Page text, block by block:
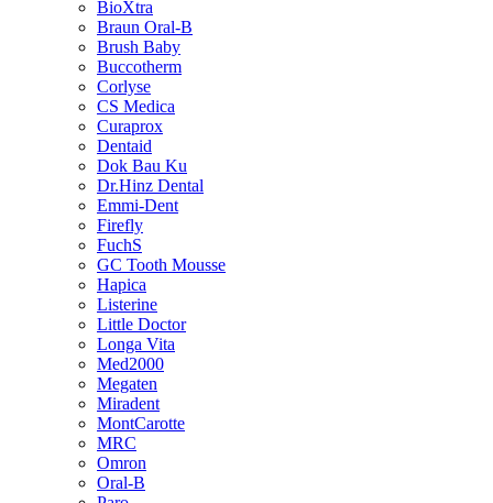
BioXtra
Braun Oral-B
Brush Baby
Buccotherm
Corlyse
CS Medica
Curaprox
Dentaid
Dok Bau Ku
Dr.Hinz Dental
Emmi-Dent
Firefly
FuchS
GC Tooth Mousse
Hapica
Listerine
Little Doctor
Longa Vita
Med2000
Megaten
Miradent
MontCarotte
MRC
Omron
Oral-B